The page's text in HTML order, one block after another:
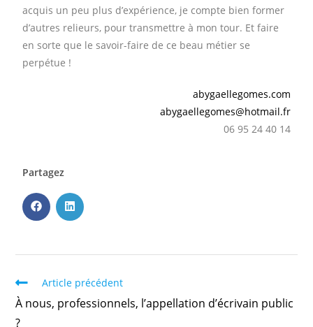
acquis un peu plus d’expérience, je compte bien former
d’autres relieurs, pour transmettre à mon tour. Et faire
en sorte que le savoir-faire de ce beau métier se
perpétue !
abygaellegomes.com
abygaellegomes@hotmail.fr
06 95 24 40 14
Partagez
Article précédent
À nous, professionnels, l’appellation d’écrivain public
?